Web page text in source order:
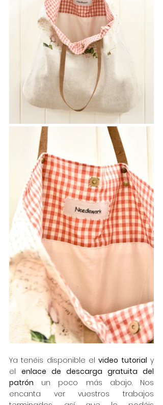
Ya tenéis disponible el video tutorial y
el enlace de descarga gratuita del
patrón un poco más abajo. Nos
encanta ver vuestros trabajos